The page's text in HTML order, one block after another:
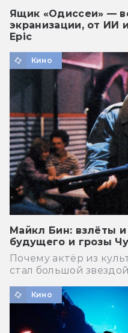
Ящик «Одиссеи» —
экранизации, от ИИ
Epic
Кино
Майкл Бин: взлёты
будущего и грозы
Почему актёр из
стал большой
Кино